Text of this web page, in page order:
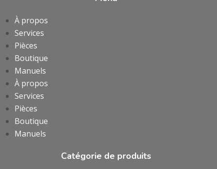
À propos
Services
Pièces
Boutique
Manuels
À propos
Services
Pièces
Boutique
Manuels
Catégorie de produits